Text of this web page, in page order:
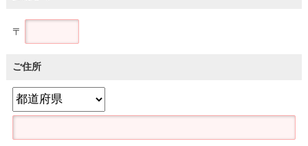
〒
ご住所